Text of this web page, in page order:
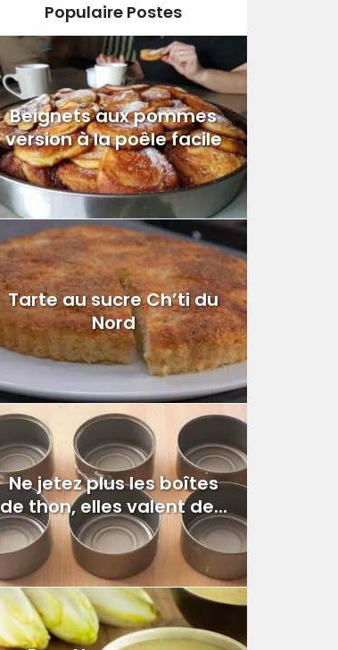
Populaire Postes
Beignets aux pommes
version à la poêle facile
Tarte au sucre Ch’ti du
Nord
Ne jetez plus les boîtes
de thon, elles valent de...